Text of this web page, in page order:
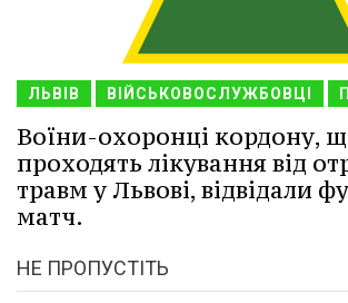
ЛЬВІВ ВІЙСЬКОВОСЛУЖБОВЦІ
Воїни-охоронці кордону,
проходять лікування від
травм у Львові, відвідали
матч.
НЕ ПРОПУСТІТЬ